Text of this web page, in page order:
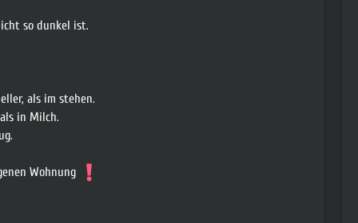
so dunkel ist.
als im stehen.
in Milch.
Wohnung